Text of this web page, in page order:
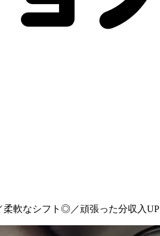
柔軟なシフト◎／頑張った分収入UP